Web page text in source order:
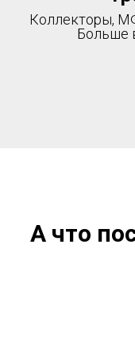
Коллекторы,
Больше
А что